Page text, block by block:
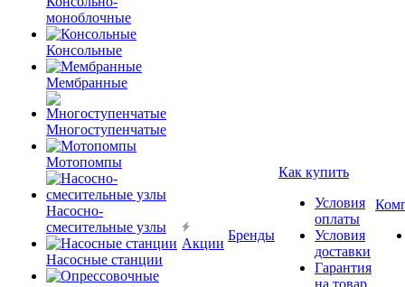
моноблочные
Консольные
Мембранные
Многоступенчатые
Мотопомпы
Насосно-
смесительные узлы
Насосные станции
Акции
Бренды
Как купить
Условия
оплаты
Условия
доставки
Гарантия
на товар